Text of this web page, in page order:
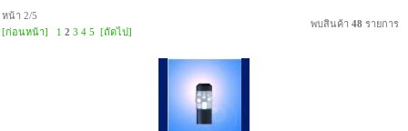
หน้า 2/5
[ก่อนหน้า]
1 2 3 4 5 [ถัดไป]
พบสินค้า 48 รายการ